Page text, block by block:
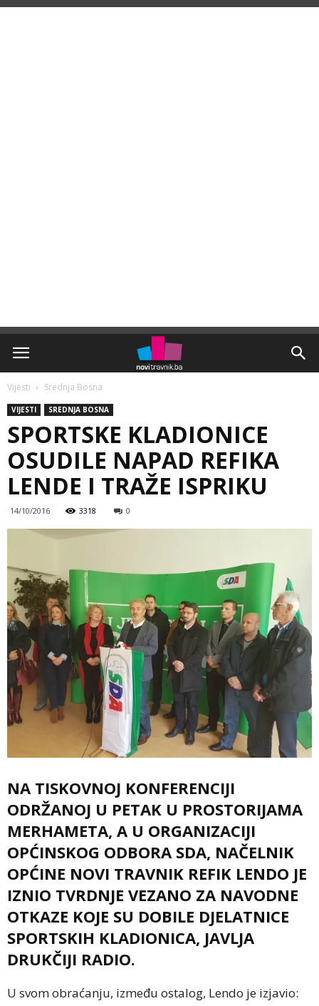
Vijesti Srednja Bosna
VIJESTI SREDNJA BOSNA
SPORTSKE KLADIONICE
OSUDILE NAPAD REFIKA
LENDE I TRAŽE ISPRIKU
14/10/2016 3318 0
NA TISKOVNOJ KONFERENCIJI
ODRŽANOJ U PETAK U PROSTORIJAMA
MERHAMETA, A U ORGANIZACIJI
OPĆINSKOG ODBORA SDA, NAČELNIK
OPĆINE NOVI TRAVNIK REFIK LENDO JE
IZNIO TVRDNJE VEZANO ZA NAVODNE
OTKAZE KOJE SU DOBILE DJELATNICE
SPORTSKIH KLADIONICA, JAVLJA
DRUKČIJI RADIO.
U svom obraćanju, između ostalog, Lendo je izjavio: